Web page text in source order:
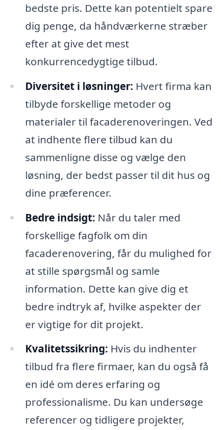
bedste pris. Dette kan potentielt spare
dig penge, da håndværkerne stræber
efter at give det mest
konkurrencedygtige tilbud.
Diversitet i løsninger: Hvert firma kan
tilbyde forskellige metoder og
materialer til facaderenoveringen. Ved
at indhente flere tilbud kan du
sammenligne disse og vælge den
løsning, der bedst passer til dit hus og
dine præferencer.
Bedre indsigt: Når du taler med
forskellige fagfolk om din
facaderenovering, får du mulighed for
at stille spørgsmål og samle
information. Dette kan give dig et
bedre indtryk af, hvilke aspekter der
er vigtige for dit projekt.
Kvalitetssikring: Hvis du indhenter
tilbud fra flere firmaer, kan du også få
en idé om deres erfaring og
professionalisme. Du kan undersøge
referencer og tidligere projekter,